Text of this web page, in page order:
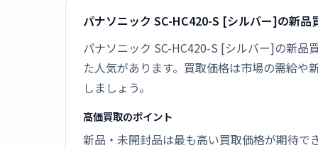
パナソニック SC-HC420-S [シルバー]の新品
パナソニック SC-HC420-S [シルバー]の新品
た人気があります。買取価格は市場の需給
しましょう。
高価買取のポイント
新品・未開封品は最も高い買取価格が期待で